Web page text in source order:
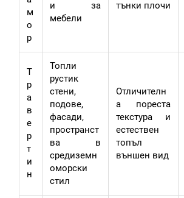
м
о
р
и за
мебели
тънки плочи
Т
р
а
в
е
р
т
и
н
Топли
рустик
стени,
подове,
фасади,
пространст
ва в
средиземн
оморски
стил
Отличителн
а пореста
текстура и
естествен
топъл
външен вид